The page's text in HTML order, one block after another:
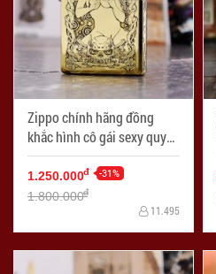
Zippo chính hãng đồng
khắc hình cô gái sexy quyến
rũ bản armor
1.250.000đ -31%
1.800.000đ
11.495